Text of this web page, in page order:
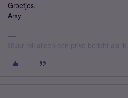
Groetjes,
Amy
Stuur mij alleen een privé bericht als